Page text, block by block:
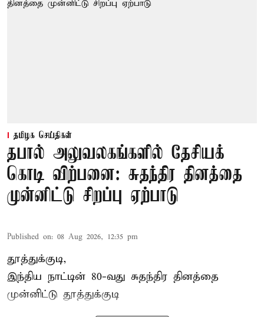
தமிழக செய்திகள்
தபால் அலுவலகங்களில் தேசியக்
கொடி விற்பனை: சுதந்திர தினத்தை
முன்னிட்டு சிறப்பு ஏற்பாடு
Published on: 08 Aug 2026, 12:35 pm
தூத்துக்குடி,
இந்திய நாட்டின் 80-வது சுதந்திர தினத்தை
முன்னிட்டு தூத்துக்குடி